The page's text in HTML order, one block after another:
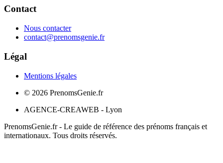
Contact
Nous contacter
contact@prenomsgenie.fr
Légal
Mentions légales
© 2026 PrenomsGenie.fr
AGENCE-CREAWEB - Lyon
PrenomsGenie.fr - Le guide de référence des prénoms français et
internationaux. Tous droits réservés.